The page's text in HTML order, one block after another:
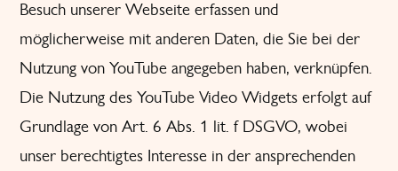
Besuch unserer Webseite erfassen und
möglicherweise mit anderen Daten, die Sie bei der
Nutzung von YouTube angegeben haben, verknüpfen.
Die Nutzung des YouTube Video Widgets erfolgt auf
Grundlage von Art. 6 Abs. 1 lit. f DSGVO, wobei
unser berechtigtes Interesse in der ansprechenden